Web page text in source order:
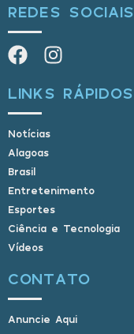
REDES SOCIAIS
LINKS RÁPIDOS
Notícias
Alagoas
Brasil
Entretenimento
Esportes
Ciência e Tecnologia
Vídeos
CONTATO
Anuncie Aqui